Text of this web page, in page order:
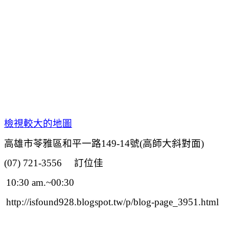
檢視較大的地圖
高雄市苓雅區和平一路149-14號(高師大斜對面)
(07) 721-3556 訂位佳
10:30 am.~00:30
http://isfound928.blogspot.tw/p/blog-page_3951.html